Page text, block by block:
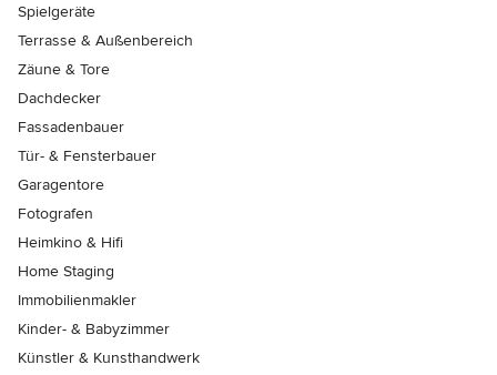
Spielgeräte
Terrasse & Außenbereich
Zäune & Tore
Dachdecker
Fassadenbauer
Tür- & Fensterbauer
Garagentore
Fotografen
Heimkino & Hifi
Home Staging
Immobilienmakler
Kinder- & Babyzimmer
Künstler & Kunsthandwerk